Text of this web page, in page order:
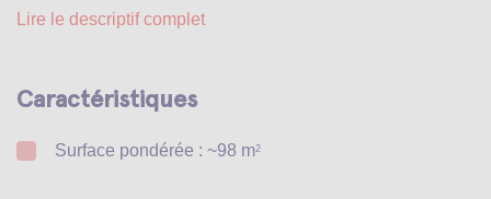
Lire le descriptif complet
Caractéristiques
Surface pondérée : ~98 m2